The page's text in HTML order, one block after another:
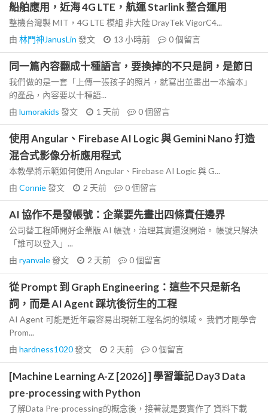
船舶應用，近海 4G LTE，航運 Starlink 整合運用
整機台灣製 MIT，4G LTE 模組 非大陸 DrayTek VigorC4...
由 林門神JanusLin 發文 13 小時前 0個留言
同一篇內容翻成十種語言，要換掉的不只是詞，是節日
我們做的是一套「上傳一張孩子的照片，就寫出並畫出一本繪本」
的產品，內容要以十種語...
由 lumorakids 發文 1 天前 0個留言
使用 Angular、Firebase AI Logic 與 Gemini Nano 打造
混合式影像分析應用程式
本教學將示範如何使用 Angular、Firebase AI Logic 與 G...
由 Connie發文 2 天前 0個留言
AI 協作不是發帳號：企業要先畫出四條責任邊界
公司替工程師開好企業版 AI 帳號，治理其實還沒開始。 帳號只解決
「誰可以登入」...
由 ryanvale發文 2 天前 0個留言
從 Prompt 到 Graph Engineering：這些不只是新名
詞，而是 AI Agent 踩坑後衍生的工程
AI Agent 可能是近年最容易出現新工程名詞的領域。 我們才剛學會
Prom...
由 hardness1020發文 2 天前 0個留言
[Machine Learning A-Z [2026] ] 學習筆記 Day3 Data
pre-processing with Python
了解Data Pre-processing的概念後，接著就是要實作了 資料下載